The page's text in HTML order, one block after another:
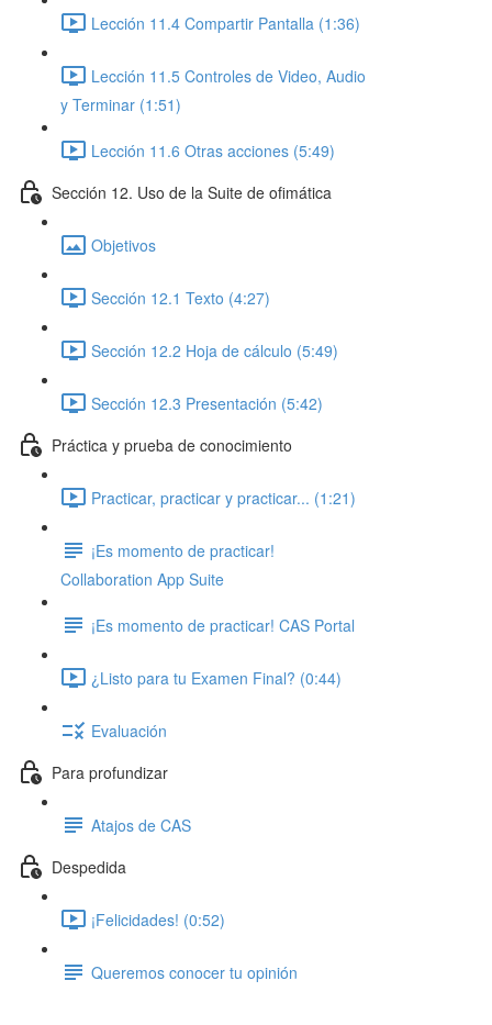
Lección 11.4 Compartir Pantalla (1:36)
Lección 11.5 Controles de Video, Audio
y Terminar (1:51)
Lección 11.6 Otras acciones (5:49)
Sección 12. Uso de la Suite de ofimática
Objetivos
Sección 12.1 Texto (4:27)
Sección 12.2 Hoja de cálculo (5:49)
Sección 12.3 Presentación (5:42)
Práctica y prueba de conocimiento
Practicar, practicar y practicar... (1:21)
¡Es momento de practicar!
Collaboration App Suite
¡Es momento de practicar! CAS Portal
¿Listo para tu Examen Final? (0:44)
Evaluación
Para profundizar
Atajos de CAS
Despedida
¡Felicidades! (0:52)
Queremos conocer tu opinión